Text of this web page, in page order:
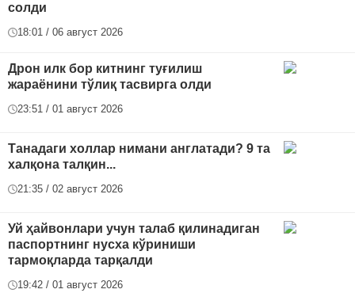
солди
18:01 / 06 август 2026
Дрон илк бор китнинг туғилиш
жараёнини тўлиқ тасвирга олди
23:51 / 01 август 2026
Танадаги холлар нимани англатади? 9 та
халқона талқин...
21:35 / 02 август 2026
Уй ҳайвонлари учун талаб қилинадиган
паспортнинг нусха кўриниши
тармоқларда тарқалди
19:42 / 01 август 2026